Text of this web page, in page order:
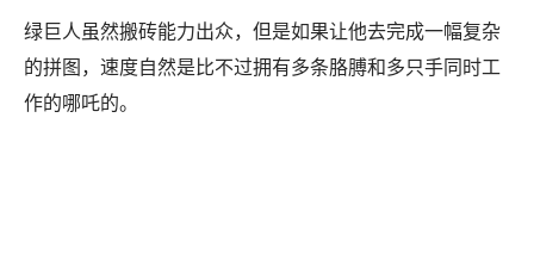
绿巨人虽然搬砖能力出众，但是如果让他去完成一幅复杂
的拼图，速度自然是比不过拥有多条胳膊和多只手同时工
作的哪吒的。